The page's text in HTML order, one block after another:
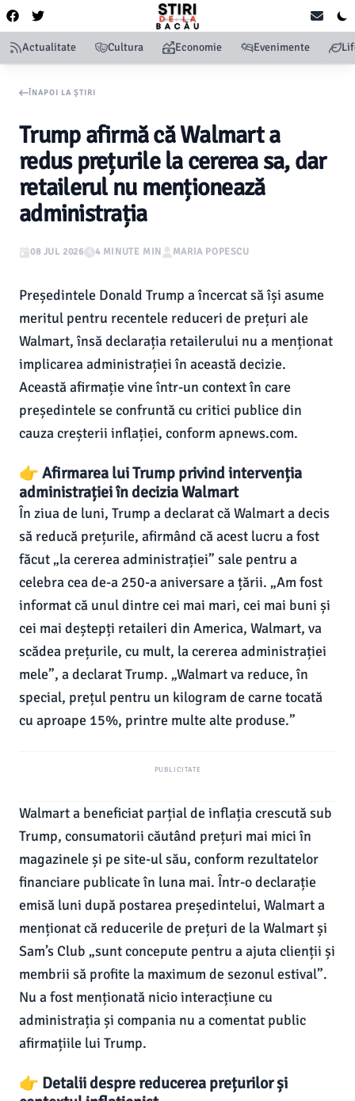
Actualitate Cultura Economie Evenimente
ÎNAPOI LA ȘTIRI
Trump afirmă că Walmart a
redus prețurile la cererea sa, dar
retailerul nu menționează
administrația
08 JUL 2026 4 MINUTE MIN MARIA POPESCU
Președintele Donald Trump a încercat să își asume
meritul pentru recentele reduceri de prețuri ale
Walmart, însă declarația retailerului nu a menționat
implicarea administrației în această decizie.
Această afirmație vine într-un context în care
președintele se confruntă cu critici publice din
cauza creșterii inflației, conform apnews.com.
👉 Afirmarea lui Trump privind intervenția
administrației în decizia Walmart
În ziua de luni, Trump a declarat că Walmart a decis
să reducă prețurile, afirmând că acest lucru a fost
făcut „la cererea administrației” sale pentru a
celebra cea de-a 250-a aniversare a țării. „Am fost
informat că unul dintre cei mai mari, cei mai buni și
cei mai deștepți retaileri din America, Walmart, va
scădea prețurile, cu mult, la cererea administrației
mele”, a declarat Trump. „Walmart va reduce, în
special, prețul pentru un kilogram de carne tocată
cu aproape 15%, printre multe alte produse.”
PUBLICITATE
Walmart a beneficiat parțial de inflația crescută sub
Trump, consumatorii căutând prețuri mai mici în
magazinele și pe site-ul său, conform rezultatelor
financiare publicate în luna mai. Într-o declarație
emisă luni după postarea președintelui, Walmart a
menționat că reducerile de prețuri de la Walmart și
Sam’s Club „sunt concepute pentru a ajuta clienții și
membrii să profite la maximum de sezonul estival”.
Nu a fost menționată nicio interacțiune cu
administrația și compania nu a comentat public
afirmațiile lui Trump.
👉 Detalii despre reducerea prețurilor și